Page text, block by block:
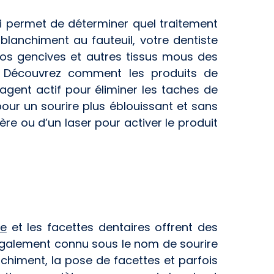
permet de déterminer quel traitement
au fauteuil, votre dentiste
gencives et autres tissus mous des
comment les produits de
actif pour éliminer les taches de
un sourire plus éblouissant et sans
ou d’un laser pour activer le produit
et les facettes dentaires offrent des
connu sous le nom de sourire
la pose de facettes et parfois